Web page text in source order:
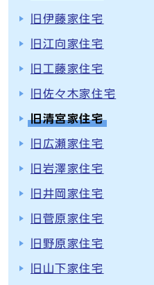
旧伊藤家住宅
旧江向家住宅
旧工藤家住宅
旧佐々木家住宅
旧清宮家住宅
旧広瀬家住宅
旧岩澤家住宅
旧井岡家住宅
旧菅原家住宅
旧野原家住宅
旧山下家住宅